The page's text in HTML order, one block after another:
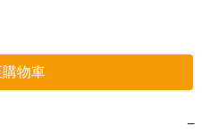
購物車
−